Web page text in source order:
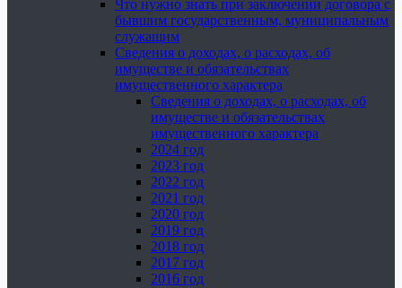
Что нужно знать при заключении договора с
бывшим государственным, муниципальным
служащим
Сведения о доходах, о расходах, об
имуществе и обязательствах
имущественного характера
Сведения о доходах, о расходах, об
имуществе и обязательствах
имущественного характера
2024 год
2023 год
2022 год
2021 год
2020 год
2019 год
2018 год
2017 год
2016 год